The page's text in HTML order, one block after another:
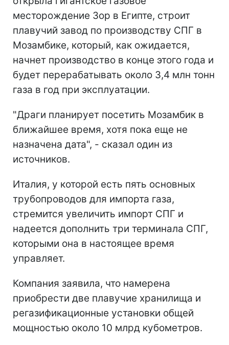
месторождение Зор в Египте, строит
плавучий завод по производству СПГ в
Мозамбике, который, как ожидается,
начнет производство в конце этого года и
будет перерабатывать около 3,4 млн тонн
газа в год при эксплуатации.
"Драги планирует посетить Мозамбик в
ближайшее время, хотя пока еще не
назначена дата", - сказал один из
источников.
Италия, у которой есть пять основных
трубопроводов для импорта газа,
стремится увеличить импорт СПГ и
надеется дополнить три терминала СПГ,
которыми она в настоящее время
управляет.
Компания заявила, что намерена
приобрести две плавучие хранилища и
регазификационные установки общей
мощностью около 10 млрд кубометров.